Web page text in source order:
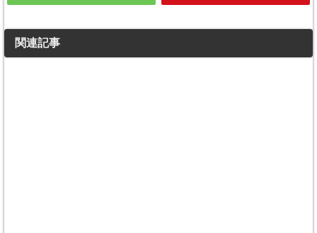
関連記事